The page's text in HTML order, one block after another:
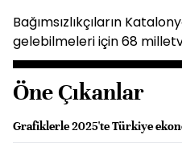
Bağımsızlıkçıların
gelebilmeleri için 68
Öne Çıkanlar
Grafiklerle 2025'te Türkiye